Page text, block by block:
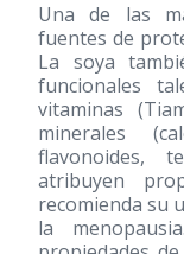
Una de las
fuentes de
La soya
funcionales
vitaminas
minerales
flavonoides,
atribuyen
recomienda su
la